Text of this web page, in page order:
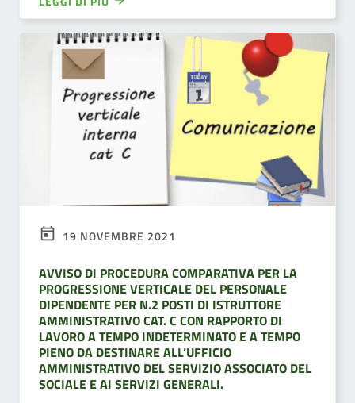
19 NOVEMBRE 2021
AVVISO DI PROCEDURA COMPARATIVA PER LA
PROGRESSIONE VERTICALE DEL PERSONALE
DIPENDENTE PER N.2 POSTI DI ISTRUTTORE
AMMINISTRATIVO CAT. C CON RAPPORTO DI
LAVORO A TEMPO INDETERMINATO E A TEMPO
PIENO DA DESTINARE ALL’UFFICIO
AMMINISTRATIVO DEL SERVIZIO ASSOCIATO DEL
SOCIALE E AI SERVIZI GENERALI.